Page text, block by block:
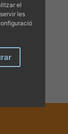
el
les